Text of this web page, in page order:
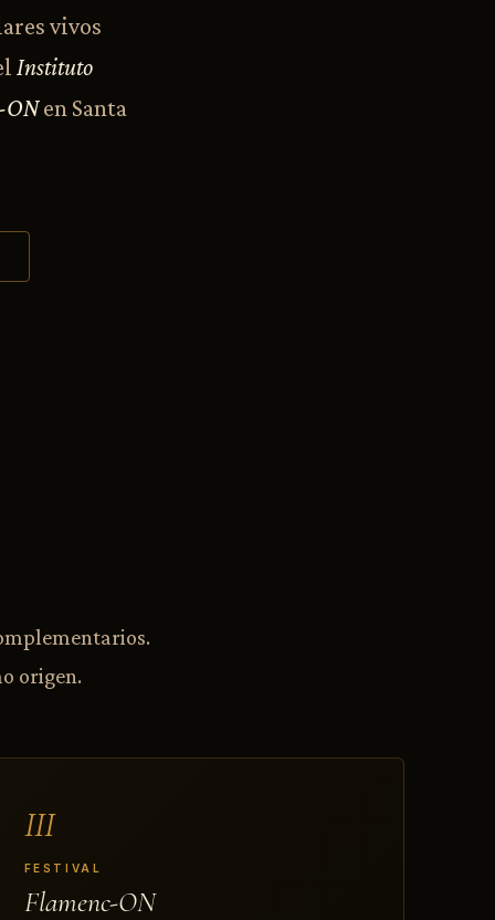
vivos
Instituto
ONen Santa
origen.
III
FESTIVAL
Flamenc-ON